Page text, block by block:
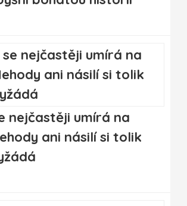
nejčastěji umírá na
ani násilí si tolik